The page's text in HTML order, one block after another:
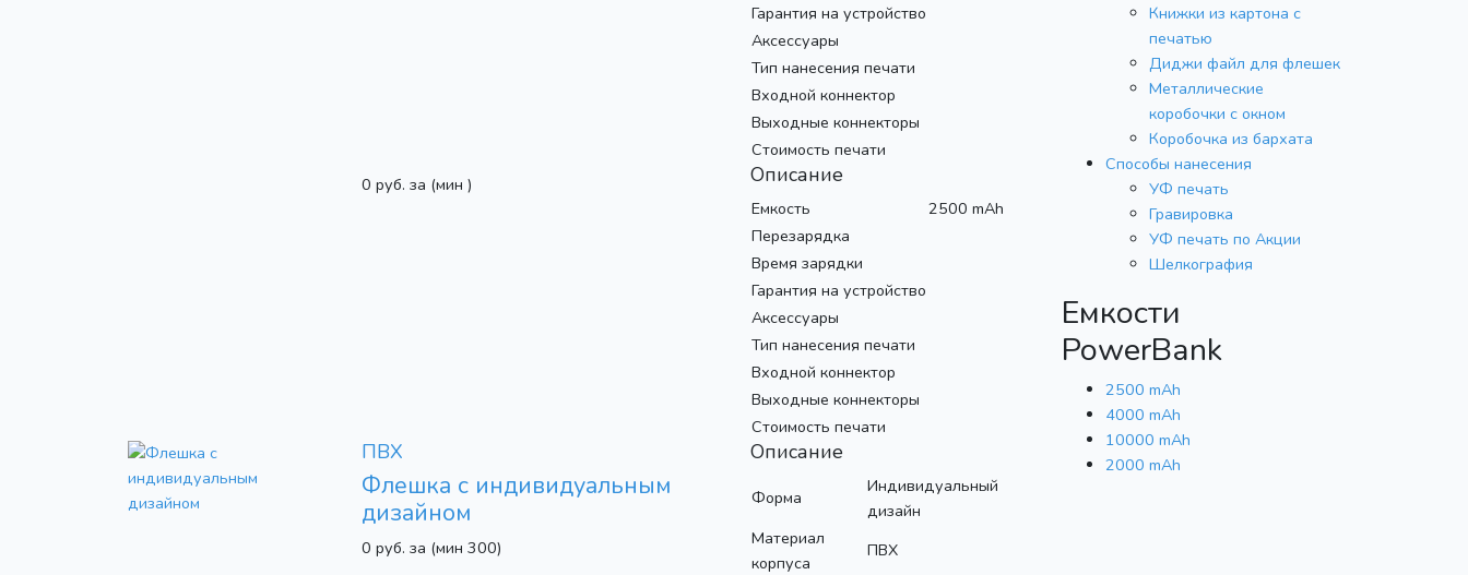
Гарантия на устройство
Аксессуары
Тип нанесения печати
Входной коннектор
Выходные коннекторы
Стоимость печати
0 руб. за (мин ) Описание
Емкость
2500 mAh
Перезарядка
Время зарядки
Гарантия на устройство
Аксессуары
Тип нанесения печати
Входной коннектор
Выходные коннекторы
Стоимость печати
ПВХ
Флешка с индивидуальным
дизайном
0 руб. за (мин 300)
Описание
Форма
Индивидуальный
дизайн
Материал
корпуса
ПВХ
Книжки из картона с
печатью
Диджи файл для флешек
Металлические
коробочки с окном
Коробочка из бархата
Способы нанесения
УФ печать
Гравировка
УФ печать по Акции
Шелкография
Емкости
PowerBank
2500 mAh
4000 mAh
10000 mAh
2000 mAh